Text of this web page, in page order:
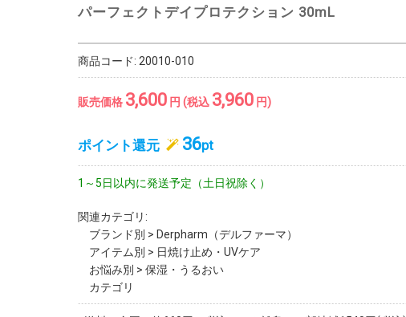
パーフェクトデイプロテクション 30mL
商品コード: 20010-010
販売価格 3,600円 (税込 3,960円)
ポイント還元 36pt
1～5日以内に発送予定（土日祝除く）
関連カテゴリ:
ブランド別 > Derpharm（デルファーマ）
アイテム別 > 日焼け止め・UVケア
お悩み別 > 保湿・うるおい
カテゴリ